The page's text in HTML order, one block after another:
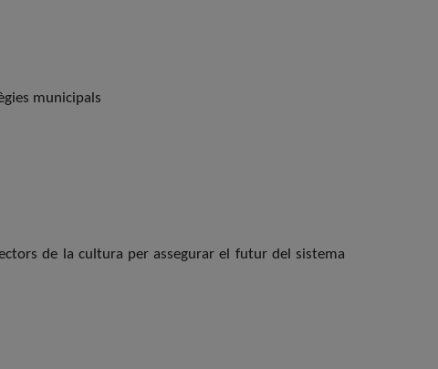
municipals
sectors de la cultura per assegurar el futur del sistema